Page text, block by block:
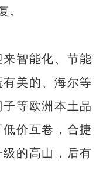
智能化、节能
美的、海尔等
等欧洲本土品
价互卷，合捷
的高山，后有